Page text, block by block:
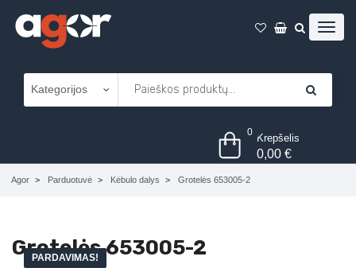
0 Krepšelis
0,00€
Agor Parduotuvė Kėbulo dalys Grotelės 653005-2
Grotelės 653005-2
PARDAVIMAS!